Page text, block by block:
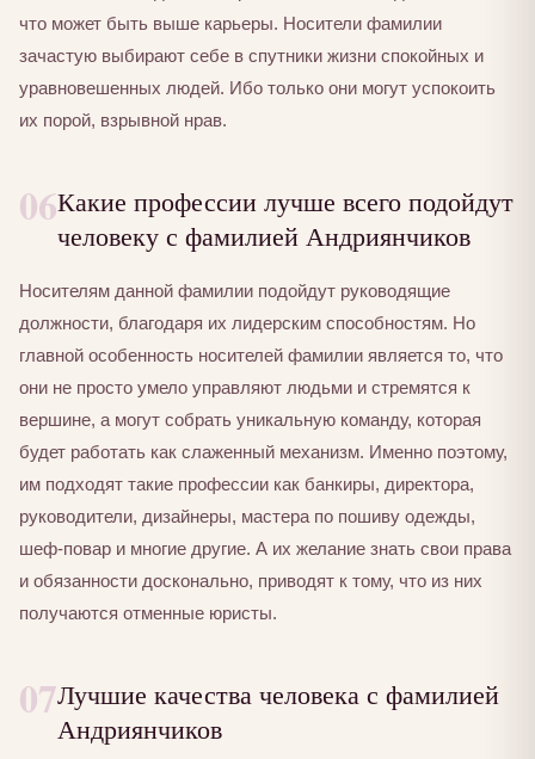
что может быть выше карьеры. Носители фамилии
зачастую выбирают себе в спутники жизни спокойных и
уравновешенных людей. Ибо только они могут успокоить
их порой, взрывной нрав.
06Какие профессии лучше всего подойдут
человеку с фамилией Андриянчиков
Носителям данной фамилии подойдут руководящие
должности, благодаря их лидерским способностям. Но
главной особенность носителей фамилии является то, что
они не просто умело управляют людьми и стремятся к
вершине, а могут собрать уникальную команду, которая
будет работать как слаженный механизм. Именно поэтому,
им подходят такие профессии как банкиры, директора,
руководители, дизайнеры, мастера по пошиву одежды,
шеф-повар и многие другие. А их желание знать свои права
и обязанности досконально, приводят к тому, что из них
получаются отменные юристы.
07Лучшие качества человека с фамилией
Андриянчиков